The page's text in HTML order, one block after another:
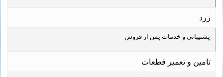
زرد
پشتیبانی و خدمات پس از فروش
تامین و تعمیر قطعات